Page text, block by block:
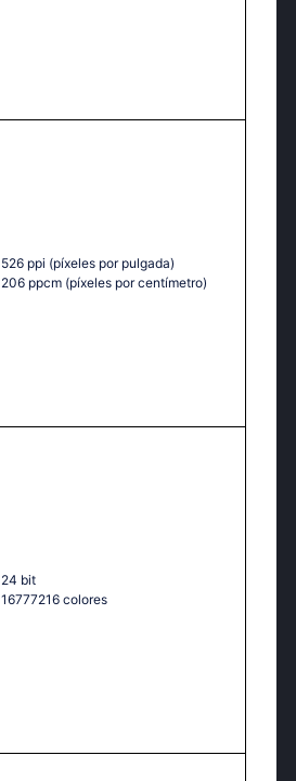
526 ppi (píxeles por pulgada)
206 ppcm (píxeles por centímetro)
24 bit
16777216 colores